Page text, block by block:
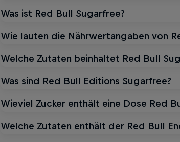
Was ist Red Bull Sugarfree?
Wie lauten die Nährwertangaben von
Welche Zutaten beinhaltet Red Bull
Was sind Red Bull Editions Sugarfree?
Wieviel Zucker enthält eine Dose Red
Welche Zutaten enthält der Red Bull